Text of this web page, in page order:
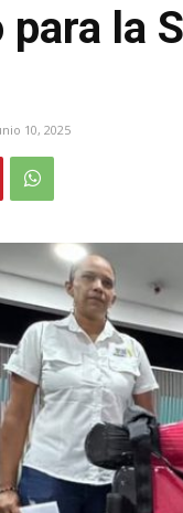
la
10, 2025